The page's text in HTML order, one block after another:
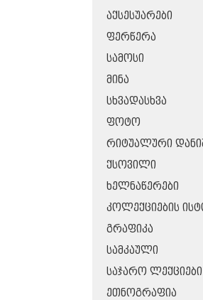
ᲐᲥᲡᲔᲡᲣᲐᲠᲔᲑᲘ
ᲤᲔᲠᲬᲔᲠᲐ
ᲡᲐᲛᲝᲡᲘ
ᲛᲘᲜᲐ
ᲡᲮᲕᲐᲓᲐᲡᲮᲕᲐ
ᲤᲝᲢᲝ
ᲠᲘᲢᲣᲐᲚᲣᲠᲘ
ᲥᲡᲝᲕᲘᲚᲘ
ᲮᲔᲚᲜᲐᲬᲔᲠᲔᲑᲘ
ᲙᲝᲚᲔᲥᲪᲘᲔᲑᲘᲡ
ᲒᲠᲐᲤᲘᲙᲐ
ᲡᲐᲛᲙᲐᲣᲚᲘ
ᲡᲐᲯᲐᲠᲝ ᲚᲔᲥᲪᲘᲔᲑᲘ
ᲔᲗᲜᲝᲒᲠᲐᲤᲘᲐ